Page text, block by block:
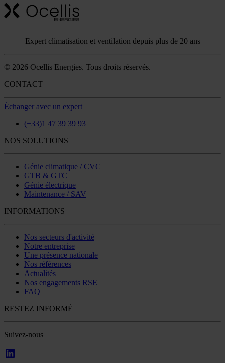
Expert climatisation et ventilation depuis plus de 20 ans
© 2026 Ocellis Energies. Tous droits réservés.
CONTACT
Échanger avec un expert
(+33)1 47 39 39 93
NOS SOLUTIONS
Génie climatique / CVC
GTB & GTC
Génie électrique
Maintenance / SAV
INFORMATIONS
Nos secteurs d'activité
Notre entreprise
Une présence nationale
Nos références
Actualités
Nos engagements RSE
FAQ
RESTEZ INFORMÉ
Suivez-nous